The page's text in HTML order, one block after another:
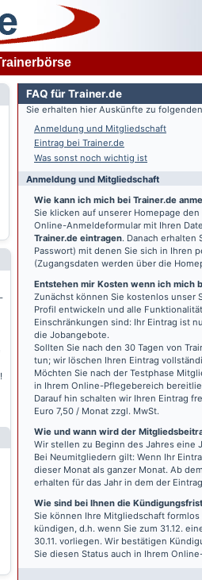
FAQ für Trainer.de
Sie erhalten hier Auskünfte zu
Anmeldung und Mitgliedschaft
Eintrag bei Trainer.de
Was sonst noch wichtig ist
Anmeldung und Mitgliedschaft
Wie kann ich mich bei Trainer.de
Sie klicken auf unserer Homepage
Online-Anmeldeformular mit Ihren
Trainer.de eintragen. Danach erhalten
Passwort) mit denen Sie sich in Ihren
(Zugangsdaten werden über die
Entstehen mir Kosten wenn ich mich
Zunächst können Sie kostenlos unser
Profil entwickeln und alle
Einschränkungen sind: Ihr Eintrag ist
die Jobangebote.
Sollten Sie nach den 30 Tagen von
tun; wir löschen Ihren Eintrag
Möchten Sie nach der Testphase
in Ihrem Online-Pflegebereich
Darauf hin schalten wir Ihren Eintrag
Euro 7,50 / Monat zzgl. MwSt.
Wie und wann wird der
Wir stellen zu Beginn des Jahres eine
Bei Neumitgliedern gilt: Wenn Ihr
dieser Monat als ganzer Monat. Ab
erhalten für das Jahr in dem der
Wie sind bei Ihnen die
Sie können Ihre Mitgliedschaft
kündigen, d.h. wenn Sie zum 31.12.
30.11. vorliegen. Wir bestätigen
Sie diesen Status auch in Ihrem